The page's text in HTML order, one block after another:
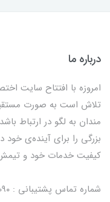
درباره ما
امروزه با افتتاح سایت
تلاش است به صورت
مندان به لگو در ارتباط
بزرگی را برای آینده‌ی خود
کیفیت خدمات خود و
شماره تماس پشتیبانی : ۰۹۱۹۶۱۲۵۰۹۰